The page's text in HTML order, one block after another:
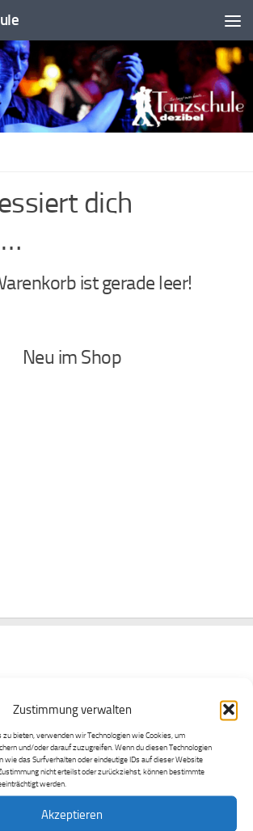
Zustimmung verwalten
zu bieten, verwenden wir Technologien wie Cookies, um
und/oder darauf zuzugreifen. Wenn du diesen Technologien
das Surfverhalten oder eindeutige IDs auf dieser Website
nicht erteilst oder zurückziehst, können bestimmte
werden.
Akzeptieren
dich
ist gerade leer!
Neu im Shop
dezibel